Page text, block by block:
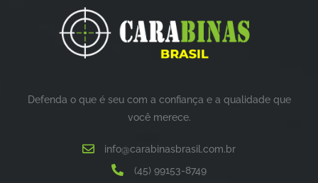
Defenda o que é seu com a confiança e a qualidade que
você merece.
info@carabinasbrasil.com.br
(45) 99153-8749